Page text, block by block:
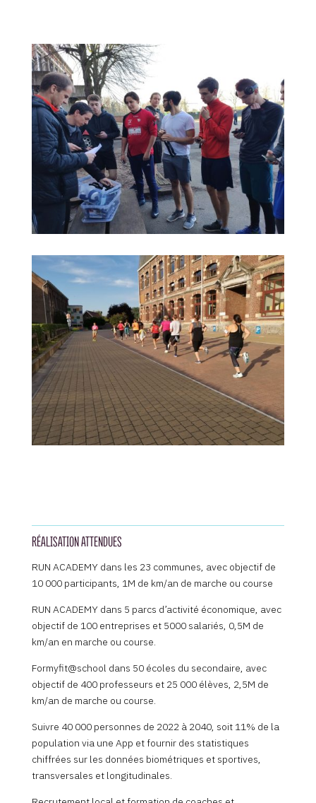
RÉALISATION ATTENDUES
RUN ACADEMY dans les 23 communes, avec objectif de
10 000 participants, 1M de km/an de marche ou course
RUN ACADEMY dans 5 parcs d’activité économique, avec
objectif de 100 entreprises et 5000 salariés, 0,5M de
km/an en marche ou course.
Formyfit@school dans 50 écoles du secondaire, avec
objectif de 400 professeurs et 25 000 élèves, 2,5M de
km/an de marche ou course.
Suivre 40 000 personnes de 2022 à 2040, soit 11% de la
population via une App et fournir des statistiques
chiffrées sur les données biométriques et sportives,
transversales et longitudinales.